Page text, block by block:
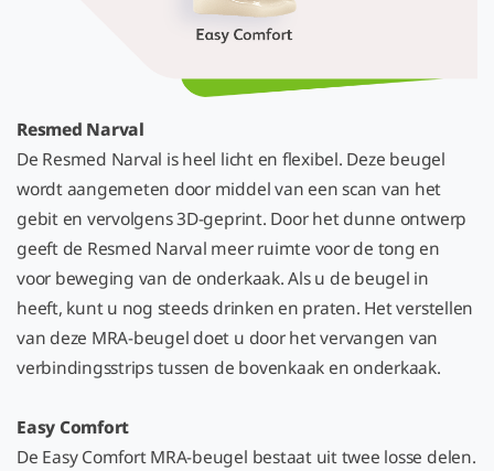
Resmed Narval
De Resmed Narval is heel licht en flexibel. Deze beugel
wordt aangemeten door middel van een scan van het
gebit en vervolgens 3D-geprint. Door het dunne ontwerp
geeft de Resmed Narval meer ruimte voor de tong en
voor beweging van de onderkaak. Als u de beugel in
heeft, kunt u nog steeds drinken en praten. Het verstellen
van deze MRA-beugel doet u door het vervangen van
verbindingsstrips tussen de bovenkaak en onderkaak.
Easy Comfort
De Easy Comfort MRA-beugel bestaat uit twee losse delen.